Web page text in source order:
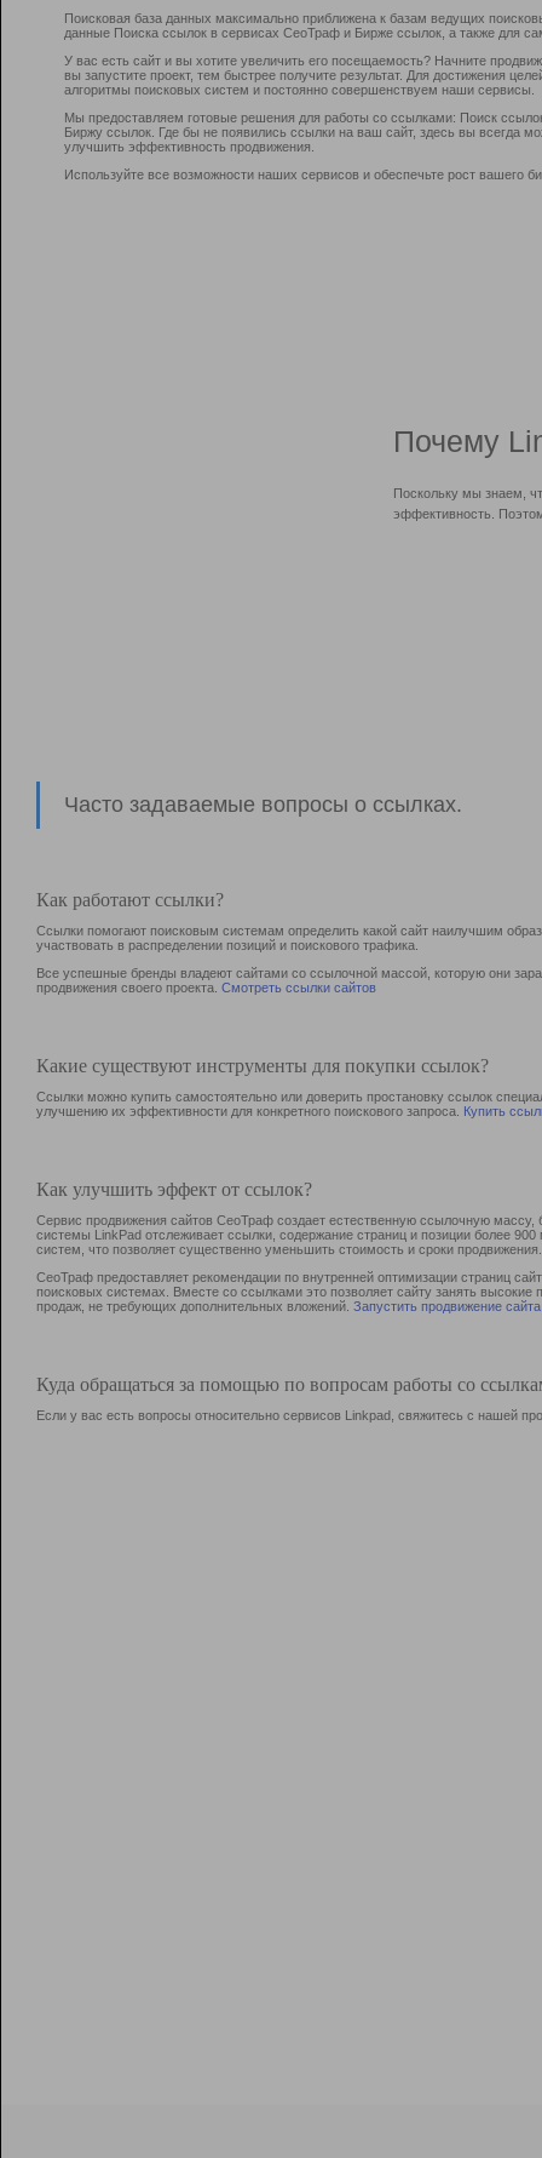
Поисковая база данных максимально приближена к базам ведущих
данные Поиска ссылок в сервисах СеоТраф и Бирже ссылок, а также для
У вас есть сайт и вы хотите увеличить его посещаемость? Начните
вы запустите проект, тем быстрее получите результат. Для достижения
алгоритмы поисковых систем и постоянно совершенствуем наши сервисы.
Мы предоставляем готовые решения для работы со ссылками: Поиск
Биржу ссылок. Где бы не появились ссылки на ваш сайт, здесь вы всегда
улучшить эффективность продвижения.
Используйте все возможности наших сервисов и обеспечьте рост вашего
Почему
Поскольку мы знаем,
эффективность.
Часто задаваемые вопросы о ссылках.
Как работают ссылки?
Ссылки помогают поисковым системам определить какой сайт наилучшим
участвовать в раcпределении позиций и поискового трафика.
Все успешные бренды владеют сайтами со ссылочной массой, которую они
продвижения своего проекта. Смотреть ссылки сайтов
Какие существуют инструменты для покупки ссылок?
Ссылки можно купить самостоятельно или доверить простановку ссылок
улучшению их эффективности для конкретного поискового запроса. Купить
Как улучшить эффект от ссылок?
Сервис продвижения сайтов СеоТраф создает естественную ссылочную
системы LinkPad отслеживает ссылки, содержание страниц и позиции более
систем, что позволяет существенно уменьшить стоимость и сроки продвижения.
СеоТраф предоставляет рекомендации по внутренней оптимизации страниц
поисковых системах. Вместе со ссылками это позволяет сайту занять
продаж, не требующих дополнительных вложений. Запустить продвижение сайта
Куда обращаться за помощью по вопросам работы со
Если у вас есть вопросы относительно сервисов Linkpad, свяжитесь с нашей